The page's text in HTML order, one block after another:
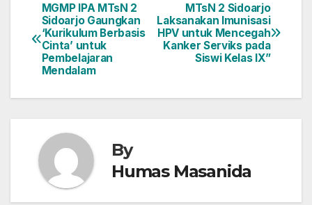
Navigasi
pos
MTsN 2 Sidoarjo
Laksanakan Imunisasi
HPV untuk Mencegah
Kanker Serviks pada
Siswi Kelas IX”
MGMP IPA MTsN 2
Sidoarjo Gaungkan
‘Kurikulum Berbasis
Cinta’ untuk
Pembelajaran
Mendalam
By
Humas Masanida